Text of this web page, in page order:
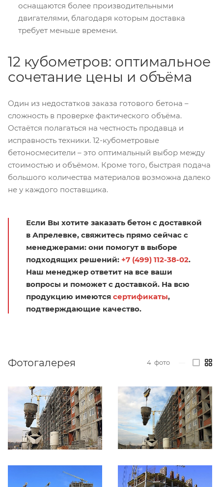
оснащаются более производительными
двигателями, благодаря которым доставка
требует меньше времени.
12 кубометров: оптимальное
сочетание цены и объёма
Один из недостатков заказа готового бетона –
сложность в проверке фактического объёма.
Остаётся полагаться на честность продавца и
исправность техники. 12-кубометровые
бетоносмесители – это оптимальный выбор между
стоимостью и объёмом. Кроме того, быстрая подача
большого количества материалов возможна далеко
не у каждого поставщика.
Если Вы хотите заказать бетон с доставкой
в Апрелевке, свяжитесь прямо сейчас с
менеджерами: они помогут в выборе
подходящих решений: +7 (499) 112-38-02.
Наш менеджер ответит на все ваши
вопросы и поможет с доставкой. На всю
продукцию имеются сертификаты,
подтверждающие качество.
Фотогалерея 4 фото